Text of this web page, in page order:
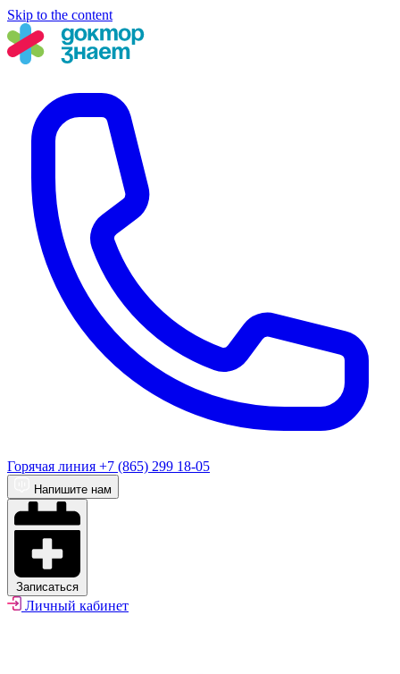
Skip to the content
Горячая линия +7 (865) 299 18-05
Напишите нам
Записаться
Личный кабинет